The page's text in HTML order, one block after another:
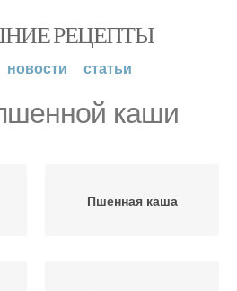
РЕЦЕПТЫ
новости статьи
каши
Пшенная каша